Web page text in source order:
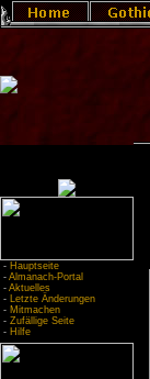
- Hauptseite
- Almanach-Portal
- Aktuelles
- Letzte Änderungen
- Mitmachen
- Zufällige Seite
- Hilfe